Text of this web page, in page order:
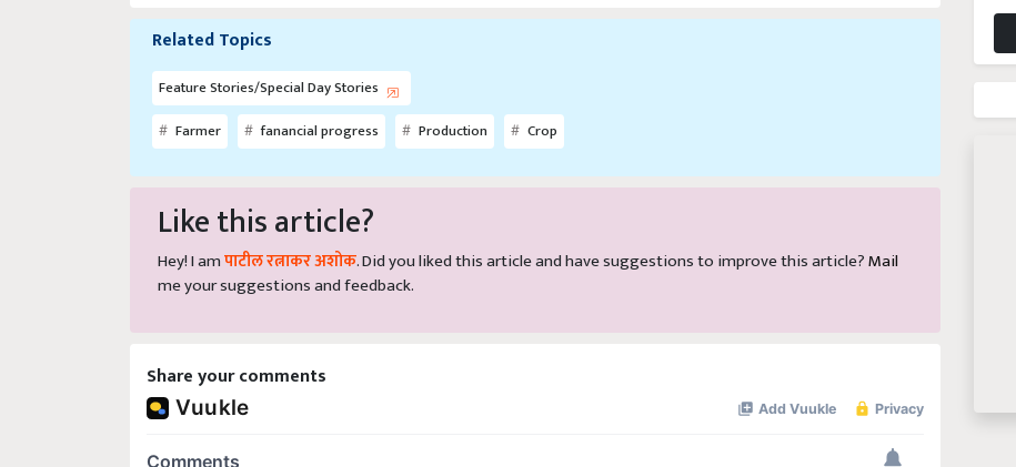
Related Topics
Feature Stories/Special Day Stories
Farmer
fanancial progress Production Crop
Like this article?
Hey! I am पाटील रत्नाकर अशोक . Did you liked this article and have suggestions to improve this article? Mail
me your suggestions and feedback.
Share your comments